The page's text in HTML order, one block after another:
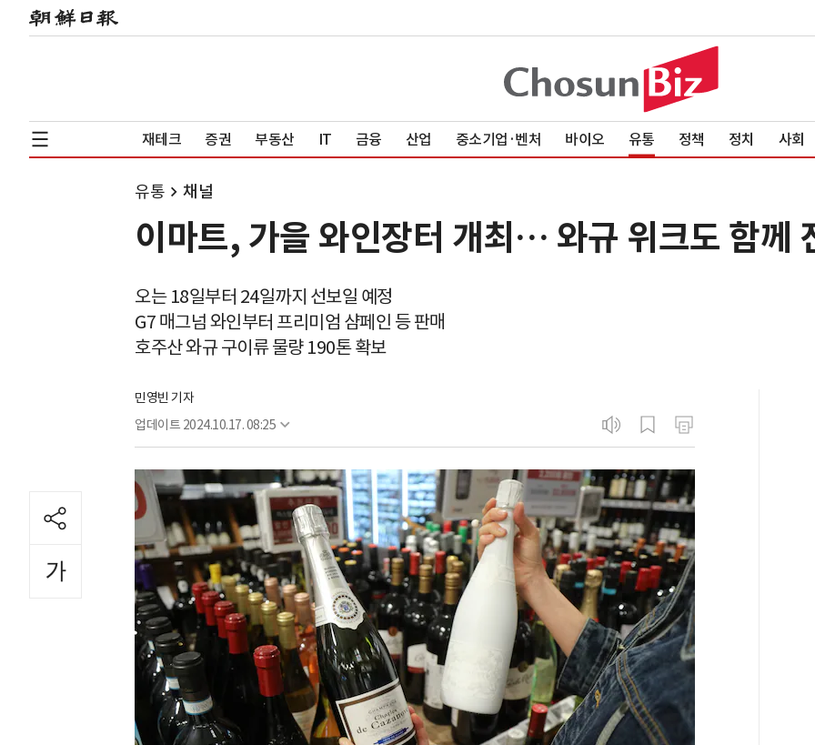
재테크 증권 부동산 IT 금융 산업 중소기업·벤처 바이오 유통 정책 정치 사회
유통 채널
이마트, 가을 와인장터 개최… 와규 위크도 함께
오는 18일부터 24일까지 선보일 예정
G7 매그넘 와인부터 프리미엄 샴페인 등 판매
호주산 와규 구이류 물량 190톤 확보
민영빈 기자
업데이트 2024.10.17. 08:25